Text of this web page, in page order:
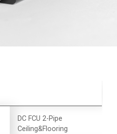
DC FCU 2-Pipe
Ceiling&Flooring